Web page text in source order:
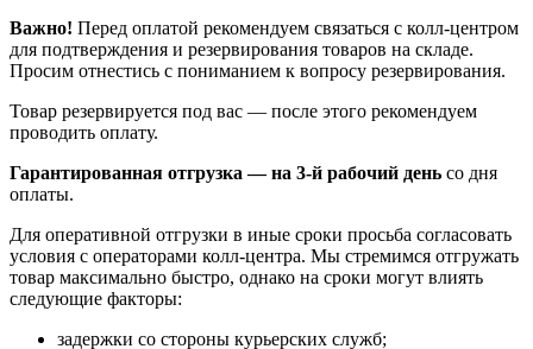
Важно! Перед оплатой рекомендуем связаться с колл‑центром
для подтверждения и резервирования товаров на складе.
Просим отнестись с пониманием к вопросу резервирования.
Товар резервируется под вас — после этого рекомендуем
проводить оплату.
Гарантированная отгрузка — на 3‑й рабочий день со дня
оплаты.
Для оперативной отгрузки в иные сроки просьба согласовать
условия с операторами колл‑центра. Мы стремимся отгружать
товар максимально быстро, однако на сроки могут влиять
следующие факторы:
задержки со стороны курьерских служб;